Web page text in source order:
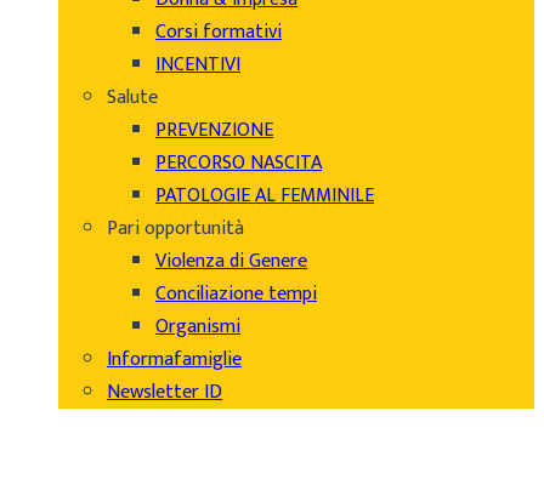
Corsi formativi
INCENTIVI
Salute
PREVENZIONE
PERCORSO NASCITA
PATOLOGIE AL FEMMINILE
Pari opportunità
Violenza di Genere
Conciliazione tempi
Organismi
Informafamiglie
Newsletter ID